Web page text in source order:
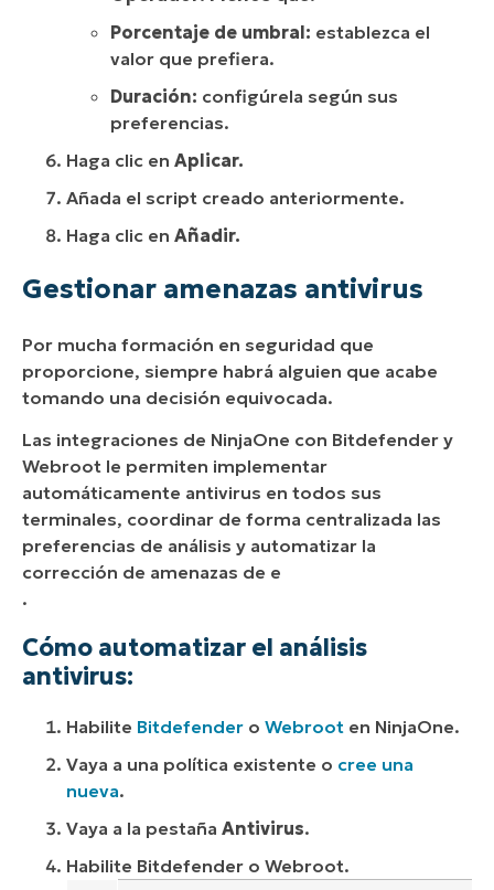
Porcentaje de umbral: establezca el
valor que prefiera.
Duración: configúrela según sus
preferencias.
Haga clic en Aplicar.
Añada el script creado anteriormente.
Haga clic en Añadir.
Gestionar amenazas antivirus
Por mucha formación en seguridad que
proporcione, siempre habrá alguien que acabe
tomando una decisión equivocada.
Las integraciones de NinjaOne con Bitdefender y
Webroot le permiten implementar
automáticamente antivirus en todos sus
terminales, coordinar de forma centralizada las
preferencias de análisis y automatizar la
corrección de amenazas de e
.
Cómo automatizar el análisis
antivirus:
Habilite Bitdefender o Webroot en NinjaOne.
Vaya a una política existente o cree una
nueva.
Vaya a la pestaña Antivirus.
Habilite Bitdefender o Webroot.